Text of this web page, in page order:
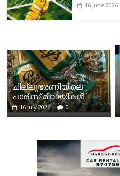
16 June 2026
ചില്ലുഭരണിയിലെ
പാരീസ് മിഠായികള്‍
16 July 2026 0